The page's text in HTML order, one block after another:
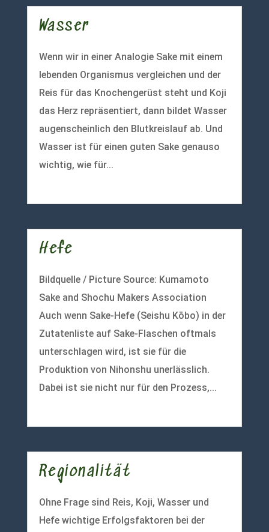
Wasser
Wenn wir in einer Analogie Sake mit einem
lebenden Organismus vergleichen und der
Reis für das Knochengerüst steht und Koji
das Herz repräsentiert, dann bildet Wasser
augenscheinlich den Blutkreislauf ab. Und
Wasser ist für einen guten Sake genauso
wichtig, wie für...
Hefe
Bildquelle / Picture Source: Kumamoto
Sake and Shochu Makers Association
Auch wenn Sake-Hefe (Seishu Kōbo) in der
Zutatenliste auf Sake-Flaschen oftmals
unterschlagen wird, ist sie für die
Produktion von Nihonshu unerlässlich.
Dabei ist sie nicht nur für den Prozess,...
Regionalität
Ohne Frage sind Reis, Koji, Wasser und
Hefe wichtige Erfolgsfaktoren bei der